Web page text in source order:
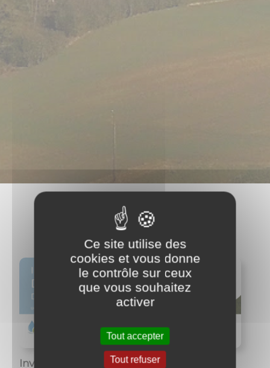
Actualités
Inventaire des mares
Ce site utilise des
cookies et vous donne
le contrôle sur ceux
que vous souhaitez
activer
Tout accepter
Tout refuser